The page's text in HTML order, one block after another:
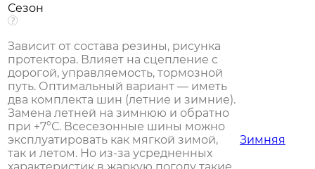
Сезон
Зависит от состава резины, рисунка
протектора. Влияет на сцепление с
дорогой, управляемость, тормозной
путь. Оптимальный вариант — иметь
два комплекта шин (летние и зимние).
Замена летней на зимнюю и обратно
при +7°С. Всесезонные шины можно
эксплуатировать как мягкой зимой,
так и летом. Но из-за усредненных
характеристик в жаркую погоду такие
Зимняя